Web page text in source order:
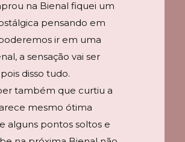
na Bienal fiquei um
pensando em
ir em uma
a sensação vai ser
disso tudo.
também que curtiu a
mesmo ótima
alguns pontos soltos e